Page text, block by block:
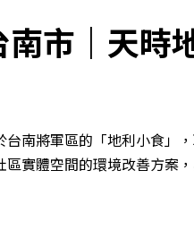
南市｜天時
台南將軍區的「地利小食」
區實體空間的環境改善方案